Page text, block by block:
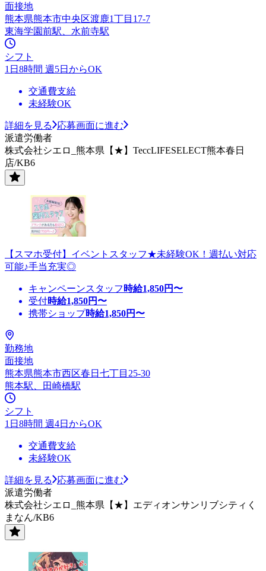
面接地
熊本県熊本市中央区渡鹿1丁目17-7
東海学園前駅、水前寺駅
シフト
1日8時間 週5日からOK
交通費支給
未経験OK
詳細を見る
応募画面に進む
派遣労働者
株式会社シエロ_熊本県【★】TeccLIFESELECT熊本春日
店/KB6
【スマホ受付】イベントスタッフ★未経験OK！週払い対応
可能♪手当充実◎
キャンペーンスタッフ 時給1,850円〜
受付時給1,850円〜
携帯ショップ時給1,850円〜
勤務地
面接地
熊本県熊本市西区春日七丁目25-30
熊本駅、田崎橋駅
シフト
1日8時間 週4日からOK
交通費支給
未経験OK
詳細を見る
応募画面に進む
派遣労働者
株式会社シエロ_熊本県【★】エディオンサンリブシティく
まなん/KB6